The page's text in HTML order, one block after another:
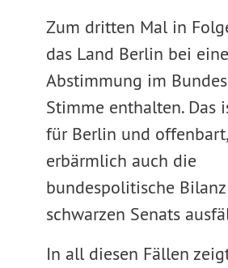
Zum dritten Mal in
das Land Berlin bei
Abstimmung im
Stimme enthalten. Das
für Berlin und
erbärmlich auch die
bundespolitische
schwarzen Senats
In all diesen Fällen